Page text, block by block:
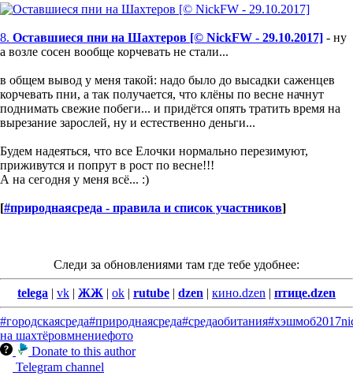
8. Оставшиеся пни на Шахтеров [© NickFW - 29.10.2017] - ну
а возле сосен вообще корчевать не стали...
в общем вывод у меня такой: надо было до высадки саженцев
корчевать пни, а так получается, что клёны по весне начнут
поднимать свежие побеги... и придётся опять тратить время на
вырезание зарослей, ну и естественно деньги...
Будем надеяться, что все Елочки нормально перезимуют,
приживутся и попрут в рост по весне!!!
А на сегодня у меня всё... :)
[#природнаясреда - правила и список участников]
Следи за обновлениями там где тебе удобнее:
telega | vk | ЖЖ | ok | rutube | dzen | кино.dzen | птице.dzen
#городскаясреда#природнаясреда#средаобитания#хэшмоб2017
на шахтёровмнениефото
Donate to this author
Telegram channel